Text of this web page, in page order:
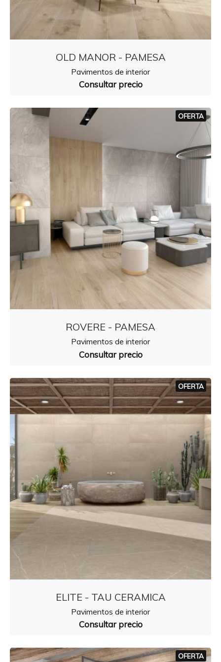
OLD MANOR - PAMESA
Pavimentos de interior
Consultar precio
OFERTA
ROVERE - PAMESA
Pavimentos de interior
Consultar precio
OFERTA
ELITE - TAU CERAMICA
Pavimentos de interior
Consultar precio
OFERTA